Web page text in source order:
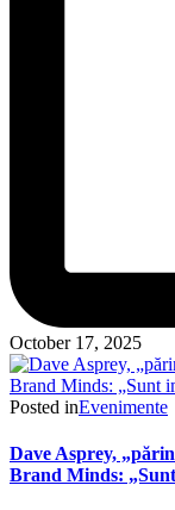
October 17, 2025
Posted inEvenimente
Dave Asprey,
Brand Minds: